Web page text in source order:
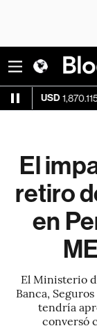
-0.28%
El
retiro
en
El Ministerio
Banca,
tendría
conversó